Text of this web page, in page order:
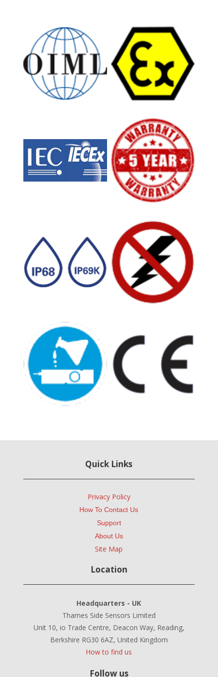
Quick Links
Privacy Policy
How To Contact Us
Support
About Us
Site Map
Location
Headquarters - UK
Thames Side Sensors Limited
Unit 10, io Trade Centre, Deacon Way, Reading,
Berkshire RG30 6AZ, United Kingdom
How to find us
Follow us